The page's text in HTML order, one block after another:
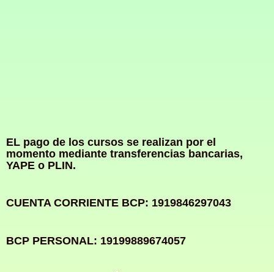
EL pago de los cursos se realizan por el
momento mediante transferencias bancarias,
YAPE o PLIN.
CUENTA CORRIENTE BCP: 1919846297043
BCP PERSONAL: 19199889674057